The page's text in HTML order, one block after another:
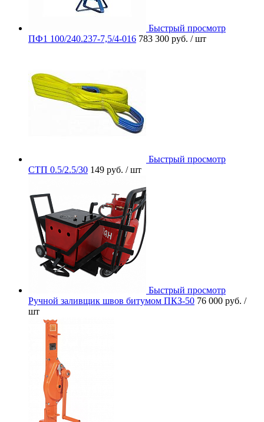
Быстрый просмотр
ПФ1 100/240.237-7,5/4-016 783 300 руб. / шт
Быстрый просмотр
СТП 0.5/2.5/30 149 руб. / шт
Быстрый просмотр
Ручной заливщик швов битумом ПКЗ-50 76 000 руб. /
шт